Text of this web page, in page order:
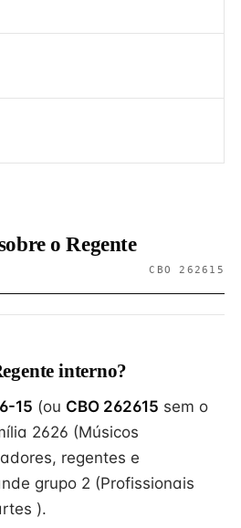
o Regente
CBO 262615
interno?
15 (ou CBO 262615 sem o
2626 (Músicos
regentes e
grupo 2 (Profissionais
).